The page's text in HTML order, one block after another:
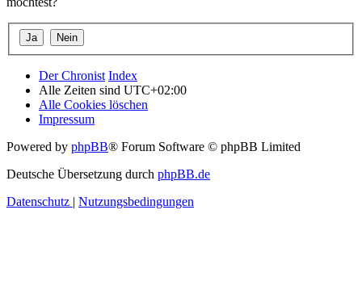
Der Chronist Index
Alle Zeiten sind UTC+02:00
Alle Cookies löschen
Impressum
Powered by phpBB® Forum Software © phpBB Limited
Deutsche Übersetzung durch phpBB.de
Datenschutz | Nutzungsbedingungen